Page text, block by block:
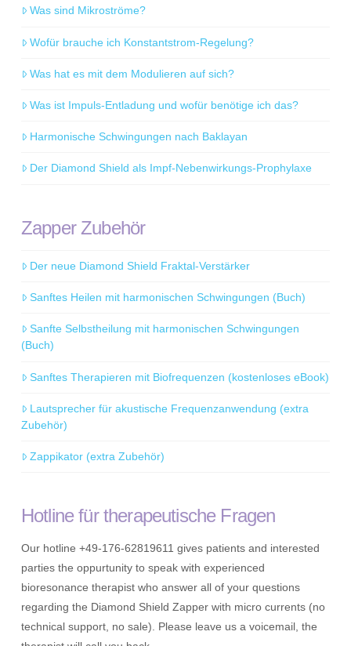
Was sind Mikroströme?
Wofür brauche ich Konstantstrom-Regelung?
Was hat es mit dem Modulieren auf sich?
Was ist Impuls-Entladung und wofür benötige ich das?
Harmonische Schwingungen nach Baklayan
Der Diamond Shield als Impf-Nebenwirkungs-Prophylaxe
Zapper Zubehör
Der neue Diamond Shield Fraktal-Verstärker
Sanftes Heilen mit harmonischen Schwingungen (Buch)
Sanfte Selbstheilung mit harmonischen Schwingungen
(Buch)
Sanftes Therapieren mit Biofrequenzen (kostenloses eBook)
Lautsprecher für akustische Frequenzanwendung (extra
Zubehör)
Zappikator (extra Zubehör)
Hotline für therapeutische Fragen
Our hotline +49-176-62819611 gives patients and interested
parties the oppurtunity to speak with experienced
bioresonance therapist who answer all of your questions
regarding the Diamond Shield Zapper with micro currents (no
technical support, no sale). Please leave us a voicemail, the